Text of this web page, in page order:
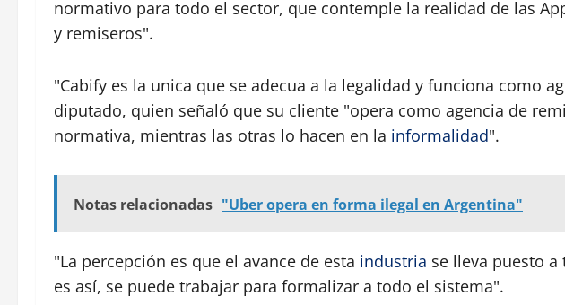
normativo para todo el sector, que contemple la realidad de las
y remiseros".
"Cabify es la unica que se adecua a la legalidad y funciona como
diputado, quien señaló que su cliente "opera como agencia de
normativa, mientras las otras lo hacen en la informalidad".
Notas relacionadas "Uber opera en forma ilegal en Argentina"
"La percepción es que el avance de esta industria se lleva puesto
es así, se puede trabajar para formalizar a todo el sistema".